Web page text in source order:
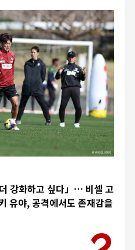
강화하고 싶다」… 비셀 고
유야, 공격에서도 존재감을